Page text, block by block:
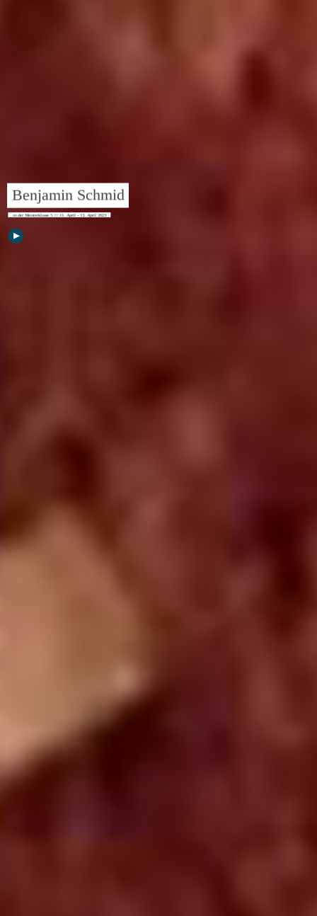
in der Meisterklasse 5 /// 11. April - 13. April 2023
Benjamin Schmid